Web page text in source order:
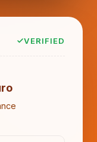
VERIFIED